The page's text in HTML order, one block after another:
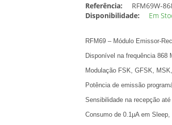
Referência:
RFM69W-
Disponibilidade:
Em
RFM69 – Módulo Emissor-
Disponível na frequência 868
Modulação FSK, GFSK,
Potência de emissão
Sensibilidade na recepção
Consumo de 0.1µA em